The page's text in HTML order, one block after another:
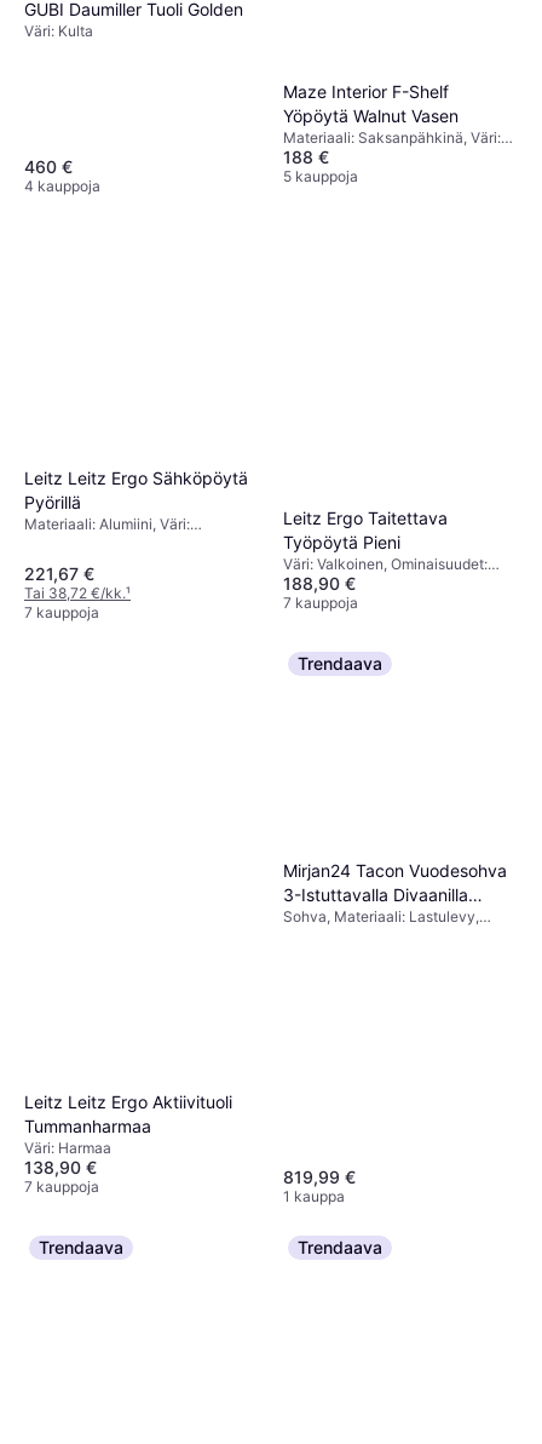
GUBI Daumiller Tuoli Golden
Väri: Kulta
460 €
4 kauppoja
Maze Interior F-Shelf
Yöpöytä Walnut Vasen
Materiaali: Saksanpähkinä, Väri:
Ruskea, Ominaisuudet: Vasen
188 €
5 kauppoja
Leitz Leitz Ergo Sähköpöytä
Pyörillä
Materiaali: Alumiini, Väri:
221,67 €
Tai 38,72 €/kk.¹
7 kauppoja
Leitz Ergo Taitettava
Työpöytä Pieni
Väri: Valkoinen, Ominaisuudet:
Säädettävä istuin
188,90 €
7 kauppoja
Leitz Leitz Ergo Aktiivituoli
Tummanharmaa
Väri: Harmaa
138,90 €
7 kauppoja
Trendaava
Mirjan24 Tacon Vuodesohva
3-Istuttavalla Divaanilla
Harmaa
Sohva, Materiaali: Lastulevy,
819,99 €
1 kauppa
Trendaava Trendaava